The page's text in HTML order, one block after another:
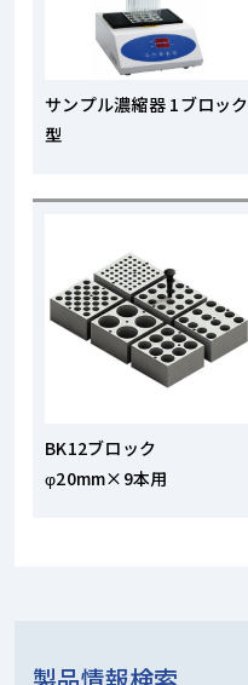
サンプル濃縮器 1ブロック
型
BK12ブロック
φ20mm×9本用